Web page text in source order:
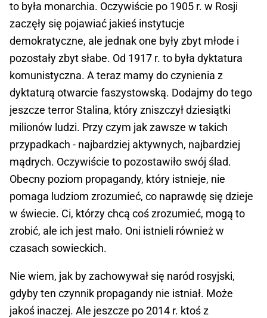
to była monarchia. Oczywiście po 1905 r. w Rosji
zaczęły się pojawiać jakieś instytucje
demokratyczne, ale jednak one były zbyt młode i
pozostały zbyt słabe. Od 1917 r. to była dyktatura
komunistyczna. A teraz mamy do czynienia z
dyktaturą otwarcie faszystowską. Dodajmy do tego
jeszcze terror Stalina, który zniszczył dziesiątki
milionów ludzi. Przy czym jak zawsze w takich
przypadkach - najbardziej aktywnych, najbardziej
mądrych. Oczywiście to pozostawiło swój ślad.
Obecny poziom propagandy, który istnieje, nie
pomaga ludziom zrozumieć, co naprawdę się dzieje
w świecie. Ci, którzy chcą coś zrozumieć, mogą to
zrobić, ale ich jest mało. Oni istnieli również w
czasach sowieckich.
Nie wiem, jak by zachowywał się naród rosyjski,
gdyby ten czynnik propagandy nie istniał. Może
jakoś inaczej. Ale jeszcze po 2014 r. ktoś z